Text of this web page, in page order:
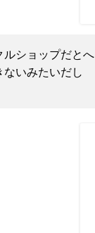
ルショップだとへ
いみたいだし